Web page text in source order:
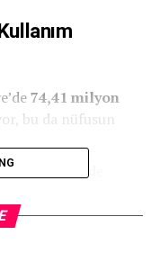
74,41 milyon
bu da nüfusun
: Türkiye’de